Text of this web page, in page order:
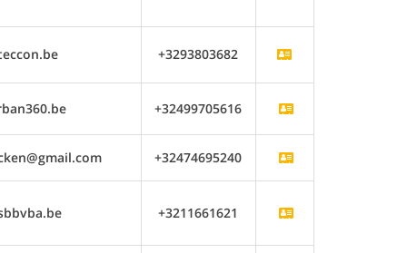
+3293803682
+32499705616
+32474695240
+3211661621